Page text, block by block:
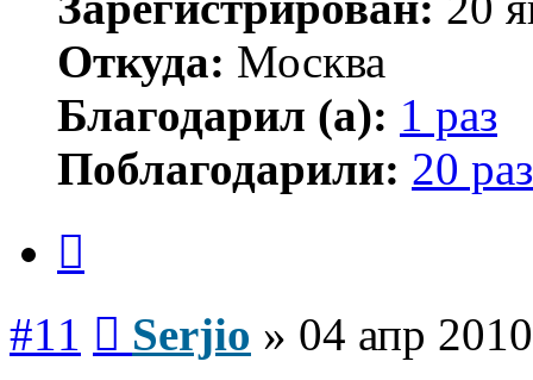
Откуда: Москва
Благодарил (а): 1 раз
Поблагодарили: 20 раз
#11 Serjio » 04 апр